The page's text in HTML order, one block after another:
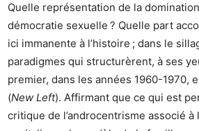
Quelle représentation de la
démocratie sexuelle ? Quelle part
ici immanente à l’histoire ; dans le
paradigmes qui structurèrent, à ses
premier, dans les années 1960-1970,
(New Left). Affirmant que ce qui est
critique de l’androcentrisme associé